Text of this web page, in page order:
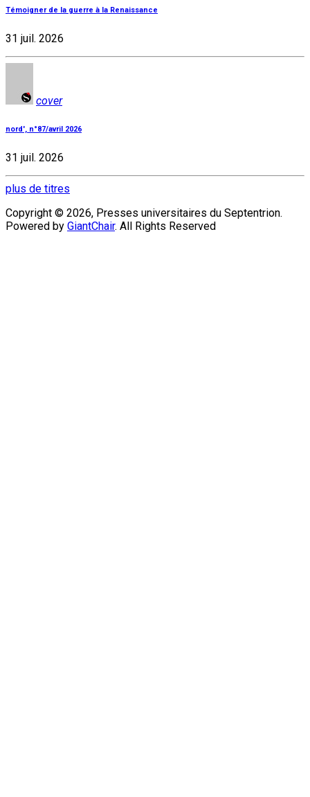
Témoigner de la guerre à la Renaissance
31 juil. 2026
cover
nord', n°87/avril 2026
31 juil. 2026
plus de titres
Copyright © 2026, Presses universitaires du Septentrion.
Powered by GiantChair. All Rights Reserved